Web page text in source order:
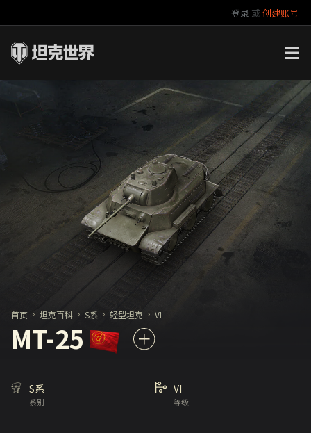
登录 或创建账号
你好，吾久
万圣节
《以战止战》
官方自媒体
首页 坦克百科 S系 轻型坦克 VI
MT-25
系别
S系
等级
VI